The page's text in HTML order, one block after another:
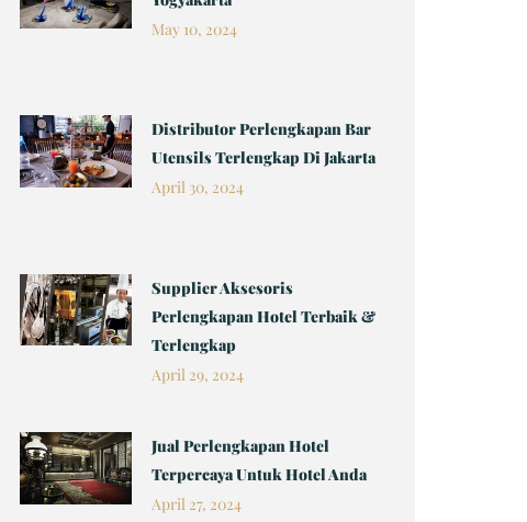
May 10, 2024
Distributor Perlengkapan Bar
Utensils Terlengkap Di Jakarta
April 30, 2024
Supplier Aksesoris
Perlengkapan Hotel Terbaik &
Terlengkap
April 29, 2024
Jual Perlengkapan Hotel
Terpercaya Untuk Hotel Anda
April 27, 2024